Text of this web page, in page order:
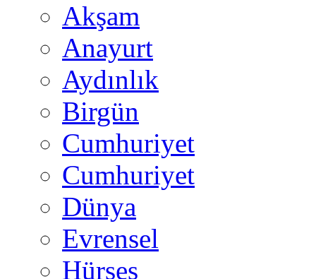
Akşam
Anayurt
Aydınlık
Birgün
Cumhuriyet
Cumhuriyet
Dünya
Evrensel
Hürses